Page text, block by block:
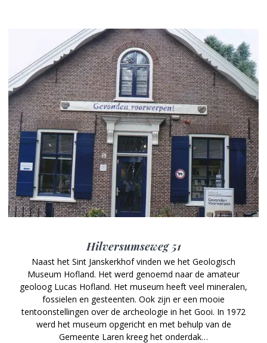
Hilversumseweg 51
Naast het Sint Janskerkhof vinden we het Geologisch
Museum Hofland. Het werd genoemd naar de amateur
geoloog Lucas Hofland. Het museum heeft veel mineralen,
fossielen en gesteenten. Ook zijn er een mooie
tentoonstellingen over de archeologie in het Gooi. In 1972
werd het museum opgericht en met behulp van de
Gemeente Laren kreeg het onderdak…